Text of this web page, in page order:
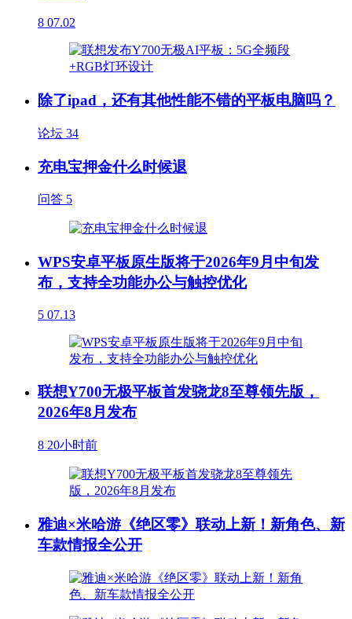
8 07.02
除了ipad，还有其他性能不错的平板电脑吗？
论坛 34
充电宝押金什么时候退
问答 5
WPS安卓平板原生版将于2026年9月中旬发
布，支持全功能办公与触控优化
5 07.13
联想Y700无极平板首发骁龙8至尊领先版，
2026年8月发布
8 20小时前
雅迪×米哈游《绝区零》联动上新！新角色、新
车款情报全公开